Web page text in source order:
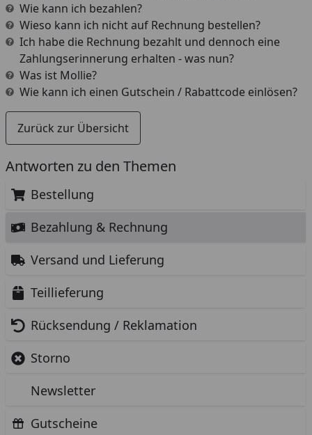
Antworten zu den Themen
Bestellung
Bezahlung & Rechnung
Versand und Lieferung
Teillieferung
Rücksendung / Reklamation
Storno
Newsletter
Gutscheine
Wie kann ich bezahlen?
Wieso kann ich nicht auf Rechnung bestellen?
Ich habe die Rechnung bezahlt und dennoch eine
Zahlungserinnerung erhalten - was nun?
Was ist Mollie?
Wie kann ich einen Gutschein / Rabattcode einlösen?
Zurück zur Übersicht